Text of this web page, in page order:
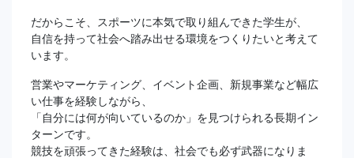
だからこそ、スポーツに本気で取り組んできた学生が、
自信を持って社会へ踏み出せる環境をつくりたいと考えて
います。
営業やマーケティング、イベント企画、新規事業など幅広
い仕事を経験しながら、
「自分には何が向いているのか」を見つけられる長期イン
ターンです。
競技を頑張ってきた経験は、社会でも必ず武器になりま